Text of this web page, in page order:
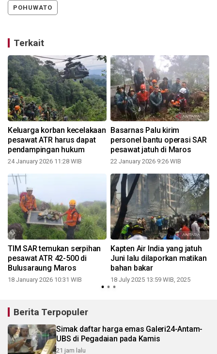
POHUWATO
Terkait
Keluarga korban kecelakaan
pesawat ATR harus dapat
pendampingan hukum
24 January 2026 11:28 WIB
Basarnas Palu kirim
personel bantu operasi SAR
pesawat jatuh di Maros
22 January 2026 9:26 WIB
TIM SAR temukan serpihan
pesawat ATR 42-500 di
Bulusaraung Maros
18 January 2026 10:31 WIB
Kapten Air India yang jatuh
Juni lalu dilaporkan matikan
bahan bakar
18 July 2025 13:59 WIB, 2025
Berita Terpopuler
Simak daftar harga emas Galeri24-Antam-
UBS di Pegadaian pada Kamis
21 jam lalu